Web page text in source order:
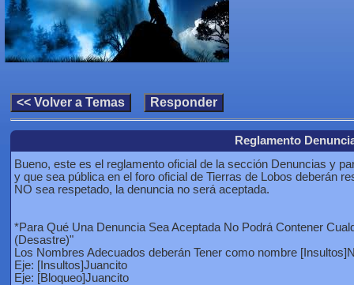
Reglamento
Bueno, este es el reglamento oficial de la sección Denuncias y
y que sea pública en el foro oficial de Tierras de Lobos deberán
NO sea respetado, la denuncia no será aceptada.
*Para Qué Una Denuncia Sea Aceptada No Podrá Contener
(Desastre)"
Los Nombres Adecuados deberán Tener como nombre
Eje: [Insultos]Juancito
Eje: [Bloqueo]Juancito